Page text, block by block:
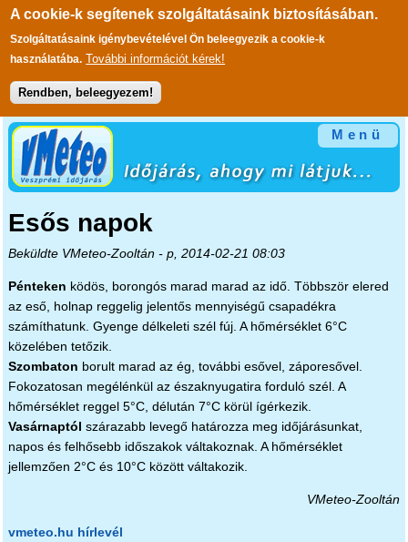
A cookie-k segítenek szolgáltatásaink biztosításában.
Szolgáltatásaink igénybevételével Ön beleegyezik a cookie-k
használatába. További információt kérek!
Rendben, beleegyezem!
Ugrás a tartalomra
Menü
Esős napok
Beküldte VMeteo-Zooltán- p, 2014-02-21 08:03
Pénteken ködös, borongós marad marad az idő. Többször elered
az eső, holnap reggelig jelentős mennyiségű csapadékra
számíthatunk. Gyenge délkeleti szél fúj. A hőmérséklet 6°C
közelében tetőzik.
Szombaton borult marad az ég, további esővel, záporesővel.
Fokozatosan megélénkül az északnyugatira forduló szél. A
hőmérséklet reggel 5°C, délután 7°C körül ígérkezik.
Vasárnaptól szárazabb levegő határozza meg időjárásunkat,
napos és felhősebb időszakok váltakoznak. A hőmérséklet
jellemzően 2°C és 10°C között váltakozik.
VMeteo-Zooltán
vmeteo.hu hírlevél